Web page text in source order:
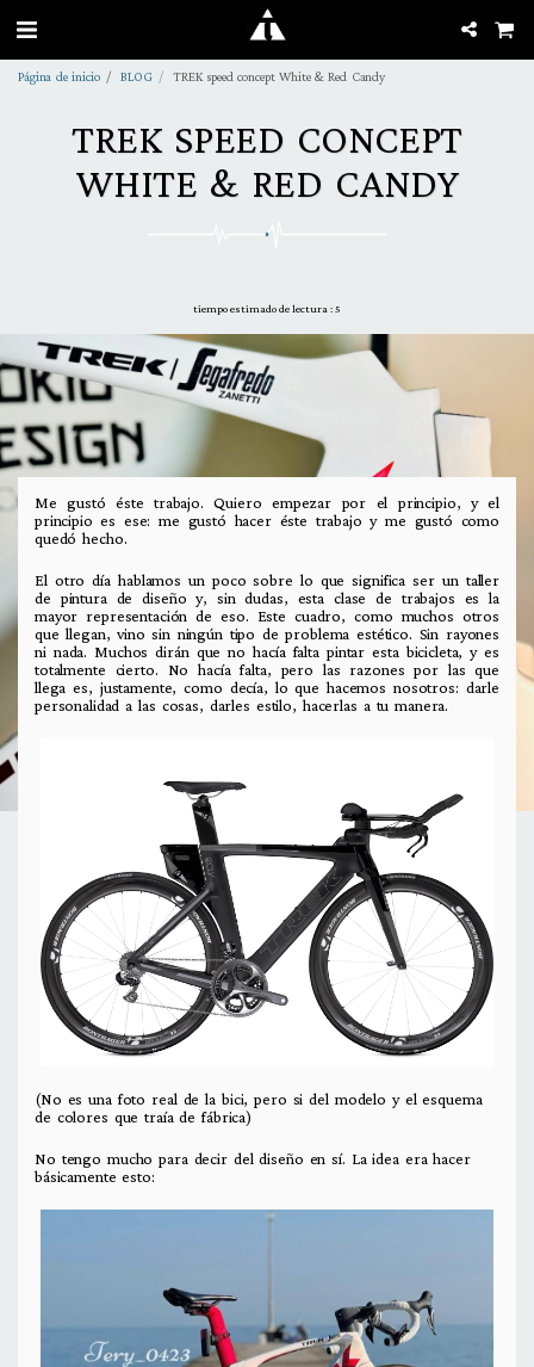
Página de inicio BLOG TREK speed concept White & Red Candy
TREK SPEED CONCEPT
WHITE & RED CANDY
tiempo estimado de lectura : 5
Me gustó éste trabajo. Quiero empezar por el principio, y el
principio es ese: me gustó hacer éste trabajo y me gustó como
quedó hecho.
El otro día hablamos un poco sobre lo que significa ser un taller
de pintura de diseño y, sin dudas, esta clase de trabajos es la
mayor representación de eso. Este cuadro, como muchos otros
que llegan, vino sin ningún tipo de problema estético. Sin rayones
ni nada. Muchos dirán que no hacía falta pintar esta bicicleta, y es
totalmente cierto. No hacía falta, pero las razones por las que
llega es, justamente, como decía, lo que hacemos nosotros: darle
personalidad a las cosas, darles estilo, hacerlas a tu manera.
(No es una foto real de la bici, pero si del modelo y el esquema
de colores que traía de fábrica)
No tengo mucho para decir del diseño en sí. La idea era hacer
básicamente esto: